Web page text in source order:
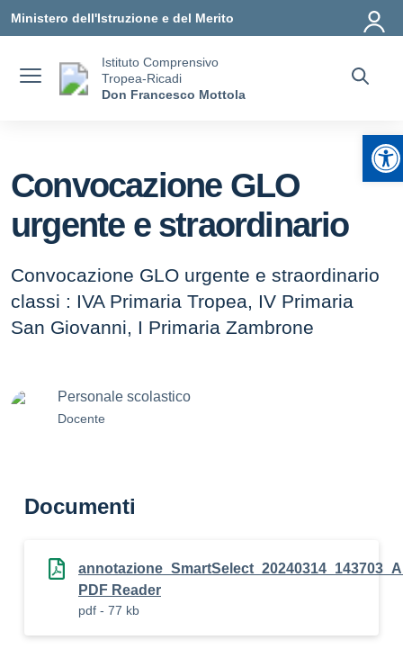
Ministero dell'Istruzione e del Merito
Istituto Comprensivo
Tropea-Ricadi
Don Francesco Mottola
Convocazione GLO
urgente e straordinario
Convocazione GLO urgente e straordinario
classi : IVA Primaria Tropea, IV Primaria
San Giovanni, I Primaria Zambrone
Personale scolastico
Docente
Documenti
PDF Reader
pdf - 77 kb